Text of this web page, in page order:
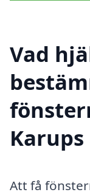
Vad
Att få